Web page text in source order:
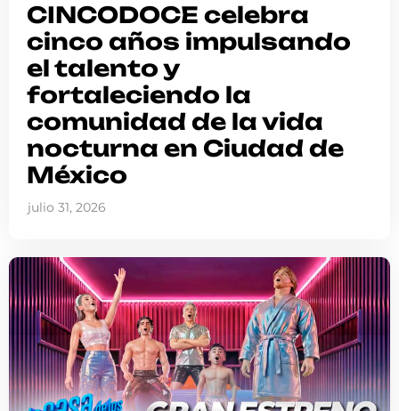
CINCODOCE celebra
cinco años impulsando
el talento y
fortaleciendo la
comunidad de la vida
nocturna en Ciudad de
México
julio 31, 2026